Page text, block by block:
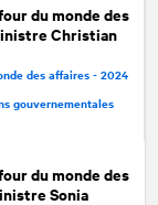
du monde des
Christian
des affaires - 2024
gouvernementales
du monde des
Sonia